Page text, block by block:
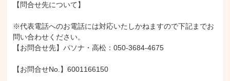
【問合せ先について】
※代表電話へのお電話には対応いたしかねますので下記までお
問い合わせください。
【お問合せ先】パソナ・高松：050-3684-4675
【お問合せNo.】6001166150